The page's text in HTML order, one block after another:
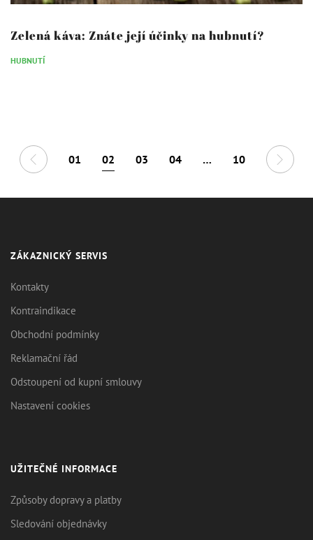
Zelená káva: Znáte její účinky na hubnutí?
HUBNUTÍ
01 02 03 04 … 10
ZÁKAZNICKÝ SERVIS
Kontakty
Kontraindikace
Obchodní podmínky
Reklamační řád
Odstoupení od kupní smlouvy
Nastavení cookies
UŽITEČNÉ INFORMACE
Způsoby dopravy a platby
Sledování objednávky